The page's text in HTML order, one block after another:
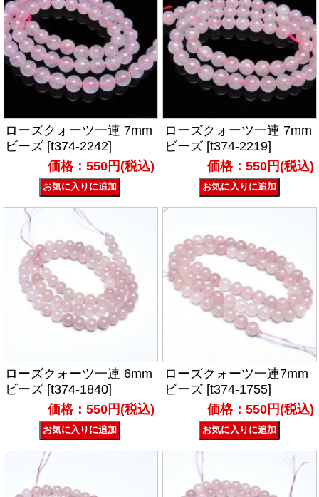
ローズクォーツ一連 7mm
ビーズ [t374-2242]
価格：550円(税込)
ローズクォーツ一連 7mm
ビーズ [t374-2219]
価格：550円(税込)
ローズクォーツ一連 6mm
ビーズ [t374-1840]
価格：550円(税込)
ローズクォーツ一連7mm
ビーズ [t374-1755]
価格：550円(税込)